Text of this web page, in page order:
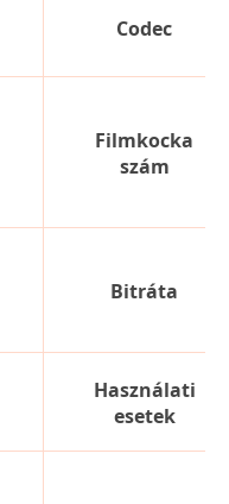
Codec
Filmkocka
szám
Bitráta
Használati
esetek